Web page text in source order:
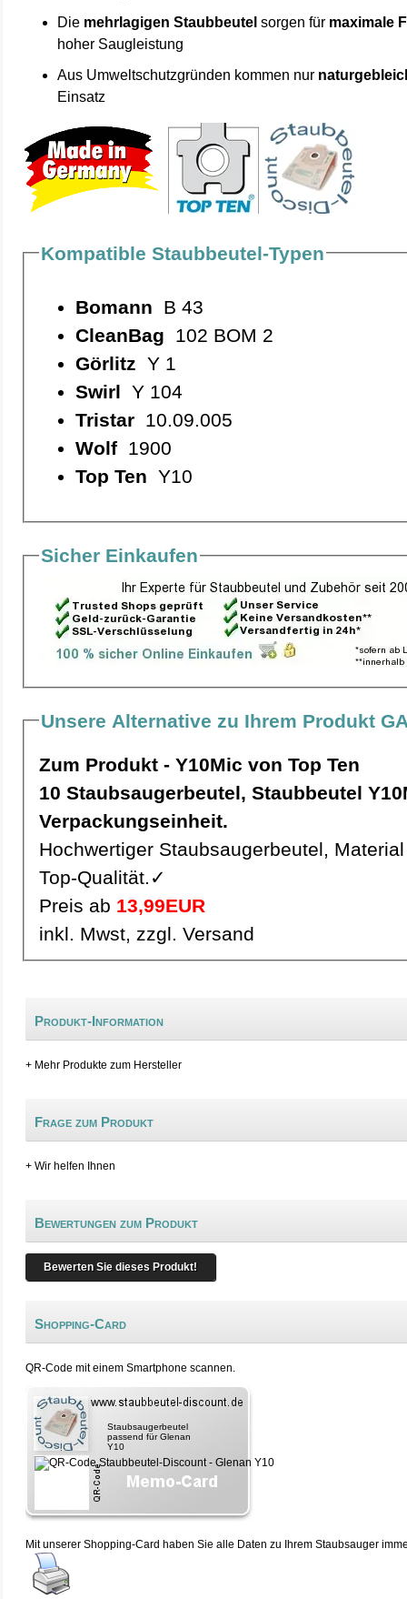
Die mehrlagigen Staubbeutel sorgen für maximale
hoher Saugleistung
Aus Umweltschutzgründen kommen nur
Einsatz
Kompatible Staubbeutel-Typen
Bomann B 43
CleanBag 102 BOM 2
Görlitz Y 1
Swirl Y 104
Tristar10.09.005
Wolf1900
Top Ten Y10
Sicher Einkaufen
Unsere Alternative zu Ihrem Produkt
Zum Produkt - Y10Mic von Top Ten
10 Staubsaugerbeutel, Staubbeutel Y10Mic pro
Verpackungseinheit.
Hochwertiger Staubsaugerbeutel,
Top-Qualität.✓
Preis ab 13,99EUR
inkl. Mwst, zzgl. Versand
Produkt-Information
+ Mehr Produkte zum Hersteller
Frage zum Produkt
+ Wir helfen Ihnen
Bewertungen zum Produkt
Bewerten Sie dieses Produkt!
Shopping-Card
QR-Code mit einem Smartphone scannen.
Staubsaugerbeutel
passend für Glenan
Y10
Mit unserer Shopping-Card haben Sie alle Daten zu Ihrem Staubsauger